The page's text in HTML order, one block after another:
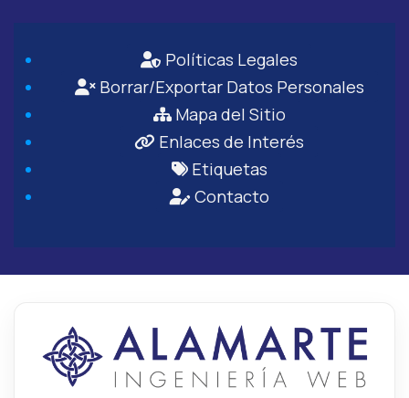
Políticas Legales
Borrar/Exportar Datos Personales
Mapa del Sitio
Enlaces de Interés
Etiquetas
Contacto